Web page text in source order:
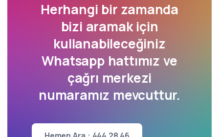
Herhangi bir zamanda
bizi aramak için
kullanabileceğiniz
Whatsapp hattımız ve
çağrı merkezi
numaramız mevcuttur.